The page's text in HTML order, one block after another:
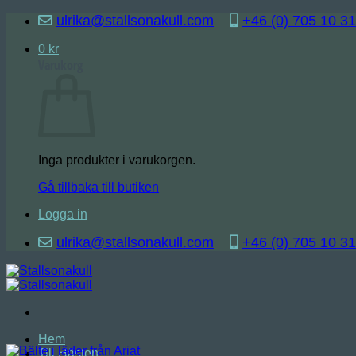
Skip
content
ulrika@stallsonakull.com +46 (0) 705 10
0 kr
Inga produkter i varukorgen.
Gå tillbaka till butiken
Logga in
ulrika@stallsonakull.com +46 (0) 705 10
Hem
Till Hästen